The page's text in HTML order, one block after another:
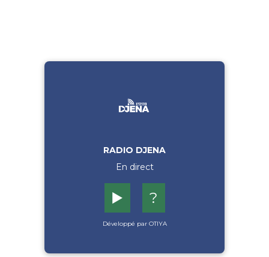
RADIO DJENA
En direct
▶️ ?
Développé par OTIYA